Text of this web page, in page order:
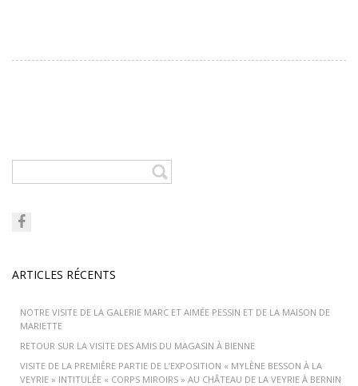
ARTICLES RÉCENTS
NOTRE VISITE DE LA GALERIE MARC ET AIMÉE PESSIN ET DE LA MAISON DE
MARIETTE
RETOUR SUR LA VISITE DES AMIS DU MAGASIN À BIENNE
VISITE DE LA PREMIÈRE PARTIE DE L’EXPOSITION « MYLÈNE BESSON À LA
VEYRIE » INTITULÉE « CORPS MIROIRS » AU CHÂTEAU DE LA VEYRIE À BERNIN